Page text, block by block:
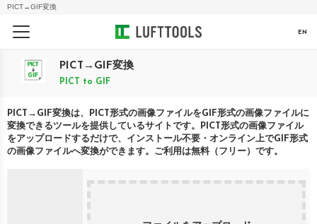
PICT→GIF変換
EN
PICT → GIF変換
PICT to GIF
PICT → GIF変換は、 PICT形式の画像ファイルをGIF形式の画像ファイルに
変換できるツールを提供しているサイトです。
PICT形式の画像ファイル
をアップロードするだけで、インストール不要・オンライン上でGIF形式
の画像ファイルへ変換ができます。ご利用は無料（フリー）です。